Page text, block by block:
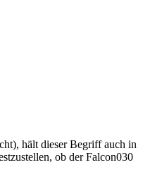
hält dieser Begriff auch in
ob der Falcon030